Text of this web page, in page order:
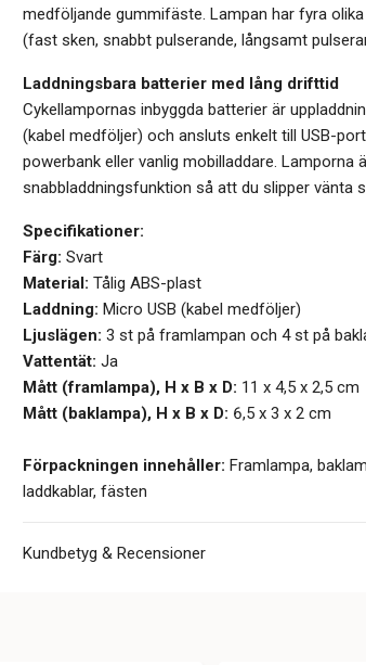
medföljande gummifäste. Lampan har fyra
(fast sken, snabbt pulserande, långsamt
Laddningsbara batterier med lång drifttid
Cykellampornas inbyggda batterier är
(kabel medföljer) och ansluts enkelt till USB-
powerbank eller vanlig mobilladdare. Lamporna
snabbladdningsfunktion så att du slipper vänta
Specifikationer:
Färg: Svart
Material:Tålig ABS-plast
Laddning: Micro USB (kabel medföljer)
Ljuslägen:3 st på framlampan och 4 st på
Vattentät: Ja
Mått (framlampa), H x B x D: 11 x 4,5 x 2,5 cm
Mått (baklampa), H x B x D: 6,5 x 3 x 2 cm
Förpackningen innehåller: Framlampa,
laddkablar, fästen
Kundbetyg & Recensioner